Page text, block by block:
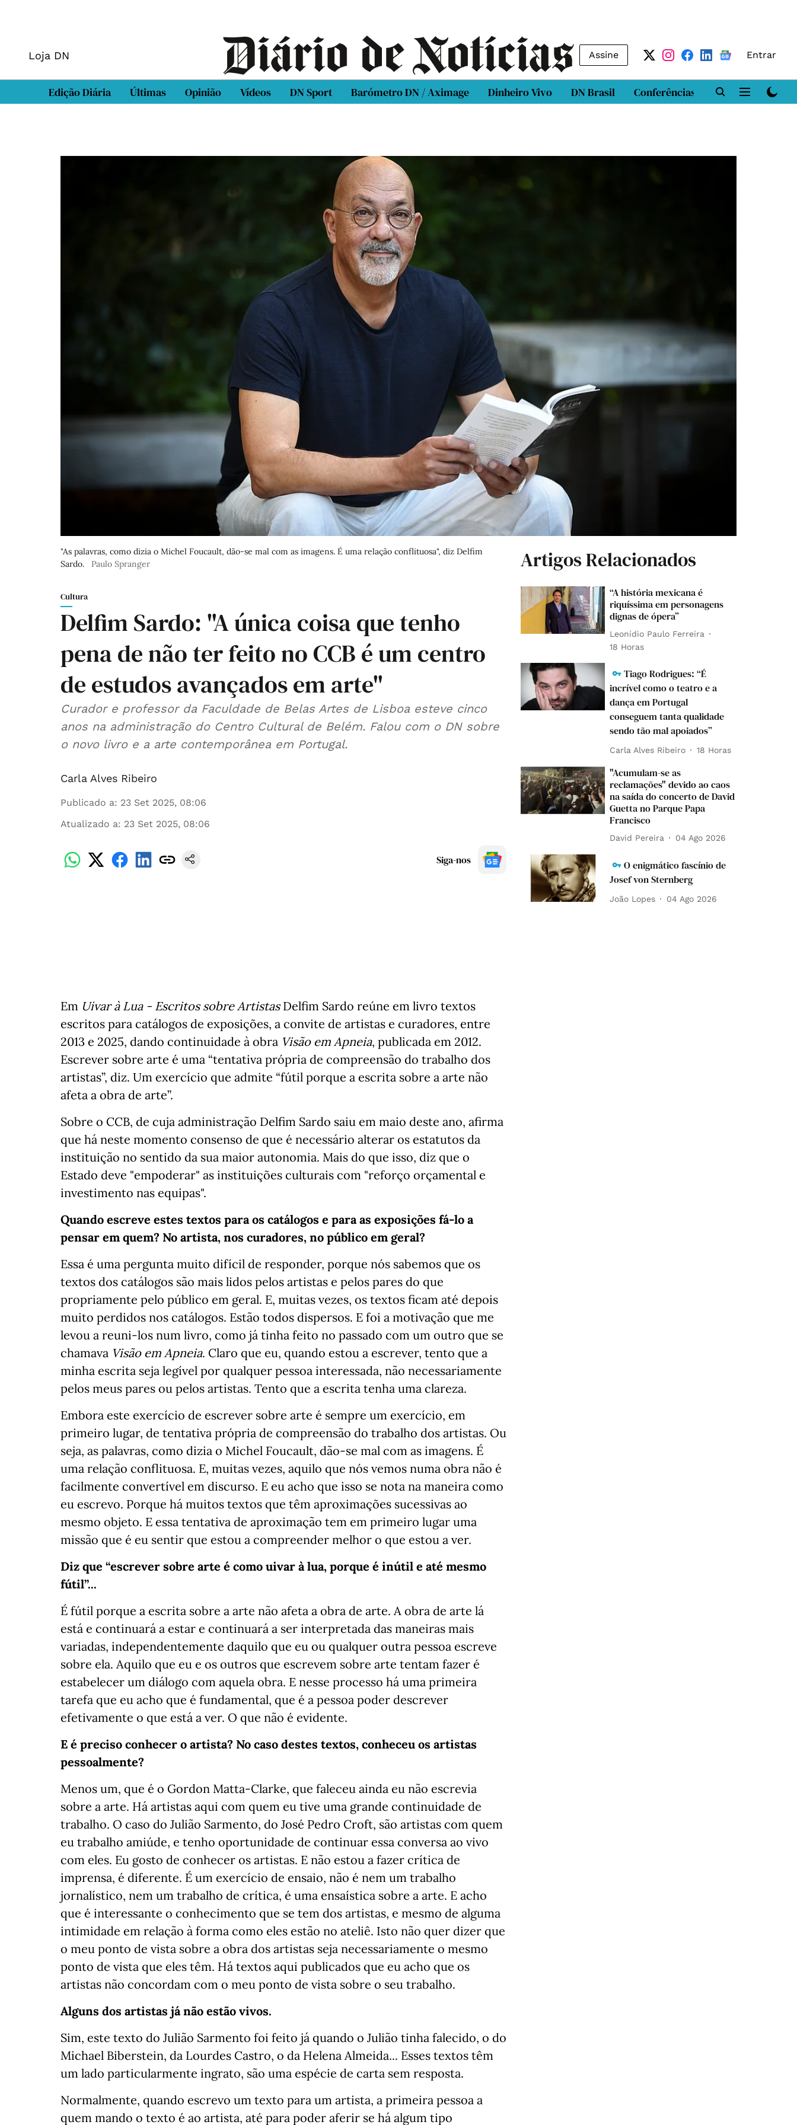
Loja DN Assine Entrar
Edição Diária Últimas Opinião Vídeos DN Sport Barómetro DN / Aximage Dinheiro Vivo DN Brasil Conferências DN LAB
"As palavras, como dizia o Michel Foucault, dão-se mal com as imagens. É uma relação conflituosa", diz Delfim
Sardo.
Paulo Spranger
Cultura
Delfim Sardo: "A única coisa que tenho
pena de não ter feito no CCB é um centro
de estudos avançados em arte"
Curador e professor da Faculdade de Belas Artes de Lisboa esteve cinco
anos na administração do Centro Cultural de Belém. Falou com o DN sobre
o novo livro e a arte contemporânea em Portugal.
Carla Alves Ribeiro
Publicado a: 23 Set 2025, 08:06
Atualizado a: 23 Set 2025, 08:06
Siga-nos
Em Uivar à Lua - Escritos sobre ArtistasDelfim Sardo reúne em livro textos
escritos para catálogos de exposições, a convite de artistas e curadores, entre
2013 e 2025, dando continuidade à obra Visão em Apneia, publicada em 2012.
Escrever sobre arte é uma “tentativa própria de compreensão do trabalho dos
artistas”, diz. Um exercício que admite “fútil porque a escrita sobre a arte não
afeta a obra de arte”.
Sobre o CCB, de cuja administração Delfim Sardo saiu em maio deste ano, afirma
que há neste momento consenso de que é necessário alterar os estatutos da
instituição no sentido da sua maior autonomia. Mais do que isso, diz que o
Estado deve "empoderar" as instituições culturais com "reforço orçamental e
investimento nas equipas".
Quando escreve estes textos para os catálogos e para as exposições fá-lo a
pensar em quem? No artista, nos curadores, no público em geral?
Essa é uma pergunta muito difícil de responder, porque nós sabemos que os
textos dos catálogos são mais lidos pelos artistas e pelos pares do que
propriamente pelo público em geral. E, muitas vezes, os textos ficam até depois
muito perdidos nos catálogos. Estão todos dispersos. E foi a motivação que me
levou a reuni-los num livro, como já tinha feito no passado com um outro que se
chamava Visão em Apneia. Claro que eu, quando estou a escrever, tento que a
minha escrita seja legível por qualquer pessoa interessada, não necessariamente
pelos meus pares ou pelos artistas. Tento que a escrita tenha uma clareza.
Embora este exercício de escrever sobre arte é sempre um exercício, em
primeiro lugar, de tentativa própria de compreensão do trabalho dos artistas. Ou
seja, as palavras, como dizia o Michel Foucault, dão-se mal com as imagens. É
uma relação conflituosa. E, muitas vezes, aquilo que nós vemos numa obra não é
facilmente convertível em discurso. E eu acho que isso se nota na maneira como
eu escrevo. Porque há muitos textos que têm aproximações sucessivas ao
mesmo objeto. E essa tentativa de aproximação tem em primeiro lugar uma
missão que é eu sentir que estou a compreender melhor o que estou a ver.
Diz que “escrever sobre arte é como uivar à lua, porque é inútil e até mesmo
fútil”...
É fútil porque a escrita sobre a arte não afeta a obra de arte. A obra de arte lá
está e continuará a estar e continuará a ser interpretada das maneiras mais
variadas, independentemente daquilo que eu ou qualquer outra pessoa escreve
sobre ela. Aquilo que eu e os outros que escrevem sobre arte tentam fazer é
estabelecer um diálogo com aquela obra. E nesse processo há uma primeira
tarefa que eu acho que é fundamental, que é a pessoa poder descrever
efetivamente o que está a ver. O que não é evidente.
E é preciso conhecer o artista? No caso destes textos, conheceu os artistas
pessoalmente?
Menos um, que é o Gordon Matta-Clarke, que faleceu ainda eu não escrevia
sobre a arte. Há artistas aqui com quem eu tive uma grande continuidade de
trabalho. O caso do Julião Sarmento, do José Pedro Croft, são artistas com quem
eu trabalho amiúde, e tenho oportunidade de continuar essa conversa ao vivo
com eles. Eu gosto de conhecer os artistas. E não estou a fazer crítica de
imprensa, é diferente. É um exercício de ensaio, não é nem um trabalho
jornalístico, nem um trabalho de crítica, é uma ensaística sobre a arte. E acho
que é interessante o conhecimento que se tem dos artistas, e mesmo de alguma
intimidade em relação à forma como eles estão no ateliê. Isto não quer dizer que
o meu ponto de vista sobre a obra dos artistas seja necessariamente o mesmo
ponto de vista que eles têm. Há textos aqui publicados que eu acho que os
artistas não concordam com o meu ponto de vista sobre o seu trabalho.
Alguns dos artistas já não estão vivos.
Sim, este texto do Julião Sarmento foi feito já quando o Julião tinha falecido, o do
Michael Biberstein, da Lourdes Castro, o da Helena Almeida... Esses textos têm
um lado particularmente ingrato, são uma espécie de carta sem resposta.
Normalmente, quando escrevo um texto para um artista, a primeira pessoa a
quem mando o texto é ao artista, até para poder aferir se há algum tipo
Artigos Relacionados
“A história mexicana é
riquíssima em personagens
dignas de ópera”
Leonídio Paulo Ferreira
18 Horas
Tiago Rodrigues: “É
incrível como o teatro e a
dança em Portugal
conseguem tanta qualidade
sendo tão mal apoiados”
Carla Alves Ribeiro 18 Horas
"Acumulam-se as
reclamações" devido ao caos
na saída do concerto de David
Guetta no Parque Papa
Francisco
David Pereira 04 Ago 2026
O enigmático fascínio de
Josef von Sternberg
João Lopes 04 Ago 2026